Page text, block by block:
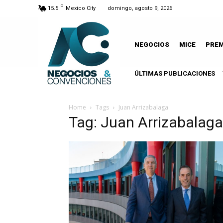
15.5 C Mexico City domingo, agosto 9, 2026
NEGOCIOS MICE
ÚLTIMAS PUBLICACIONES
Home Tags Juan Arrizabalaga
Tag: Juan Arrizabalaga